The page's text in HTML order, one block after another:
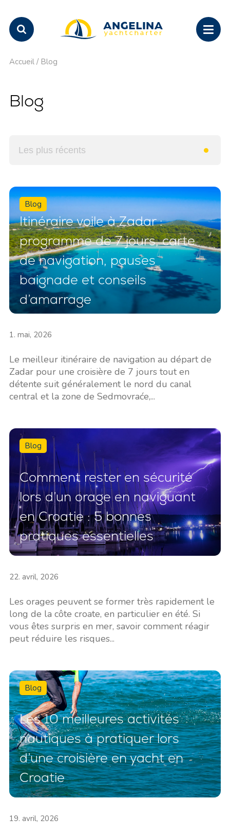
Accueil / Blog
Blog
Blog
Itinéraire voile à Zadar :
programme de 7 jours, carte
de navigation, pauses
baignade et conseils
d’amarrage
1. mai, 2026
Le meilleur itinéraire de navigation au départ de
Zadar pour une croisière de 7 jours tout en
détente suit généralement le nord du canal
central et la zone de Sedmovraće,...
Blog
Comment rester en sécurité
lors d’un orage en naviguant
en Croatie : 5 bonnes
pratiques essentielles
22. avril, 2026
Les orages peuvent se former très rapidement le
long de la côte croate, en particulier en été. Si
vous êtes surpris en mer, savoir comment réagir
peut réduire les risques...
Blog
Les 10 meilleures activités
nautiques à pratiquer lors
d’une croisière en yacht en
Croatie
19. avril, 2026